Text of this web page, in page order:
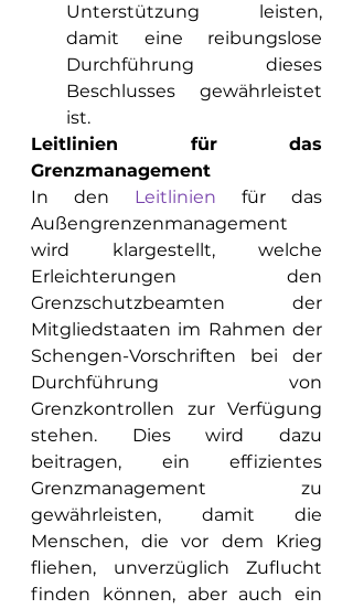
Unterstützung leisten,
damit eine reibungslose
Durchführung dieses
Beschlusses gewährleistet
ist.
Leitlinien für das
Grenzmanagement
In den Leitlinien für das
Außengrenzenmanagement
wird klargestellt, welche
Erleichterungen den
Grenzschutzbeamten der
Mitgliedstaaten im Rahmen der
Schengen-Vorschriften bei der
Durchführung von
Grenzkontrollen zur Verfügung
stehen. Dies wird dazu
beitragen, ein effizientes
Grenzmanagement zu
gewährleisten, damit die
Menschen, die vor dem Krieg
fliehen, unverzüglich Zuflucht
finden können, aber auch ein